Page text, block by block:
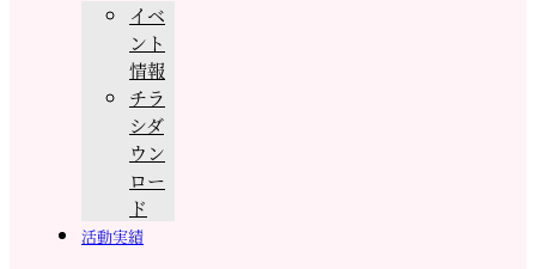
イベ
ント
情報
チラ
シダ
ウン
ロー
ド
活動実績